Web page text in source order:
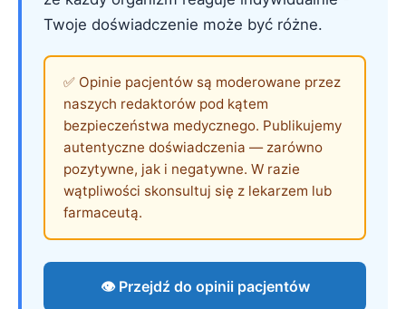
Twoje doświadczenie może być różne.
✅ Opinie pacjentów są moderowane przez
naszych redaktorów pod kątem
bezpieczeństwa medycznego. Publikujemy
autentyczne doświadczenia — zarówno
pozytywne, jak i negatywne. W razie
wątpliwości skonsultuj się z lekarzem lub
farmaceutą.
👁️ Przejdź do opinii pacjentów